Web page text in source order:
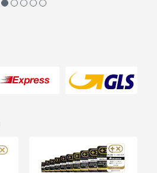
Lösung für alle, die ein
dem flüsterleisen Betrieb
für ein gesundes